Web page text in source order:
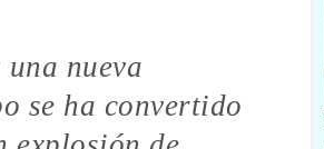
nueva
se ha convertido